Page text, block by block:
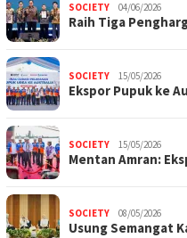
SOCIETY 04/06/2026
Raih Tiga
SOCIETY 15/05/2026
Ekspor Pupuk ke
SOCIETY 15/05/2026
Mentan Amran:
SOCIETY 08/05/2026
Usung Semangat